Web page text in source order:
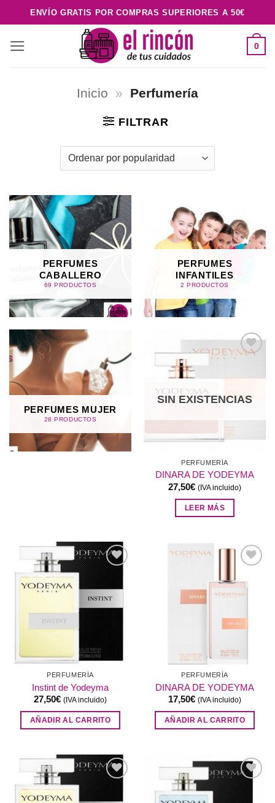
al
contenido
ENVÍO GRATIS POR COMPRAS SUPERIORES A 50€
0
Inicio » Perfumería
FILTRAR
PERFUMES
CABALLERO
69 PRODUCTOS
PERFUMES
INFANTILES
2 PRODUCTOS
PERFUMES MUJER
28 PRODUCTOS
SIN EXISTENCIAS
PERFUMERÍA
DINARA DE YODEYMA
27,50€ (IVA incluido)
LEER MÁS
lista de
deseos
PERFUMERÍA
Instint de Yodeyma
27,50€ (IVA incluido)
AÑADIR AL CARRITO
a la
lista de
PERFUMERÍA
DINARA DE YODEYMA
17,50€ (IVA incluido)
AÑADIR AL CARRITO